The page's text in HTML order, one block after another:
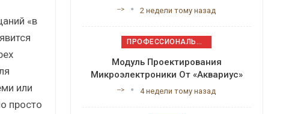
«в
или
просто
--> 2 недели тому назад
ПРОФЕССИОНАЛЬНОЕ ПРИКЛАДНОЕ ПО
Модуль Проектирования
Микроэлектроники От «Аквариус»
--> 4 недели тому назад